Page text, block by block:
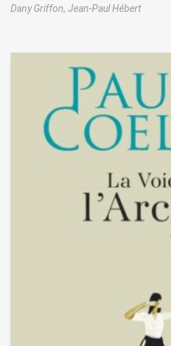
Dany Griffon, Jean-Paul Hébert